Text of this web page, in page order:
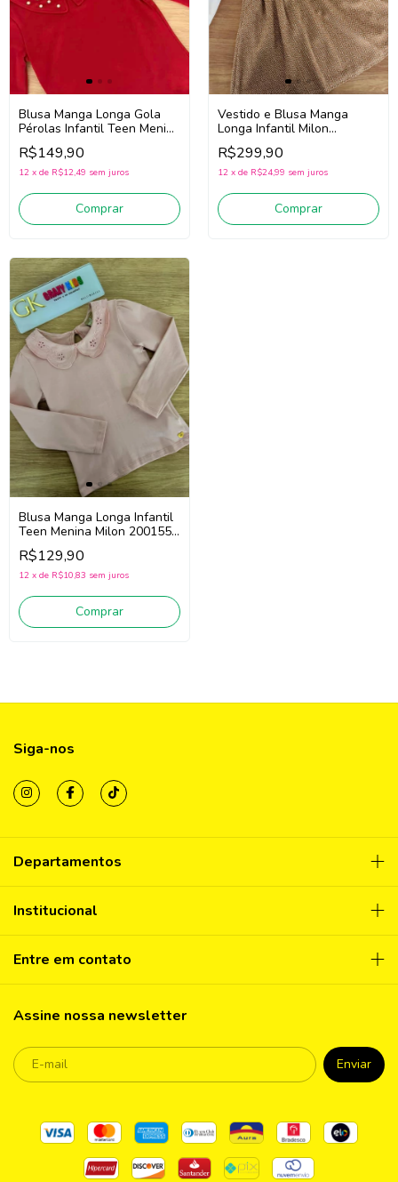
Blusa Manga Longa Gola
Pérolas Infantil Teen Menina
Milon 2001559 (Vermelho)
R$149,90
12 x de R$12,49 sem juros
Comprar
Vestido e Blusa Manga
Longa Infantil Milon
2001473 (Marrom /Off
White)
R$299,90
12 x de R$24,99 sem juros
Comprar
Blusa Manga Longa Infantil
Teen Menina Milon 2001557
(Rosa)
R$129,90
12 x de R$10,83 sem juros
Comprar
Siga-nos
Departamentos
Institucional
Entre em contato
Assine nossa newsletter